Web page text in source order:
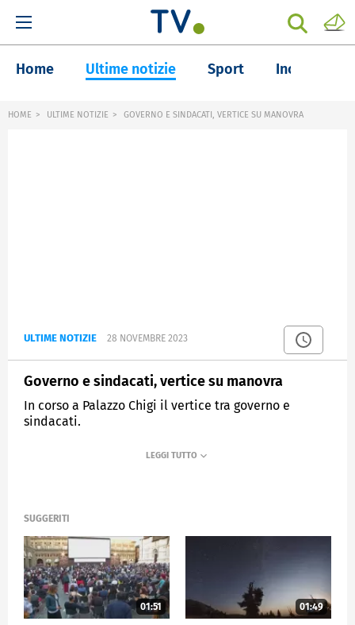
Home Ultime notizie Sport Inchieste
HOME ULTIME NOTIZIE GOVERNO E SINDACATI, VERTICE SU MANOVRA
ULTIME NOTIZIE 28 NOVEMBRE 2023
Governo e sindacati, vertice su manovra
In corso a Palazzo Chigi il vertice tra governo e
sindacati.
SUGGERITI
01:51 01:49